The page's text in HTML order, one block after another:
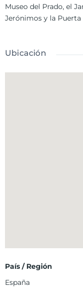
Museo del Prado, el
Jerónimos y la Puerta
Ubicación
País / Región
España